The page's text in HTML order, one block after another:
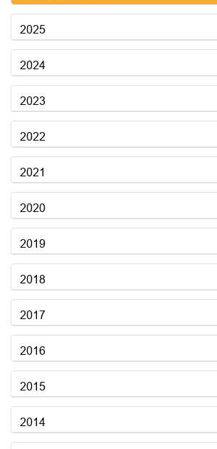
2025
2024
2023
2022
2021
2020
2019
2018
2017
2016
2015
2014